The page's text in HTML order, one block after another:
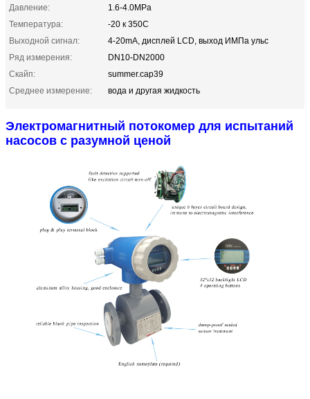
Давление:
1.6-4.0MPa
Температура:
-20 к 350C
Выходной сигнал:
4-20mA, дисплей LCD, выход ИМПа ульс
Ряд измерения:
DN10-DN2000
Скайп:
summer.cap39
Среднее измерение:
вода и другая жидкость
Электромагнитный потокомер для испытаний
насосов с разумной ценой